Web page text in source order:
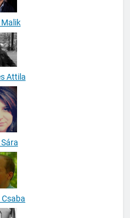
Malik
Attila
Csaba